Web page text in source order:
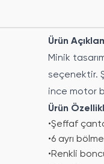
Ürün
Minik
seçenektir.
ince motor
Ürün
•Şeffaf
•6 ayrı
•Renkli